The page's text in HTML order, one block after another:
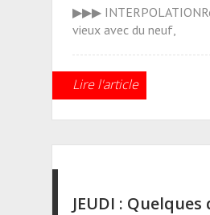
▶▶▶
vieux avec du neuf,
Lire l'article
JEUDI :